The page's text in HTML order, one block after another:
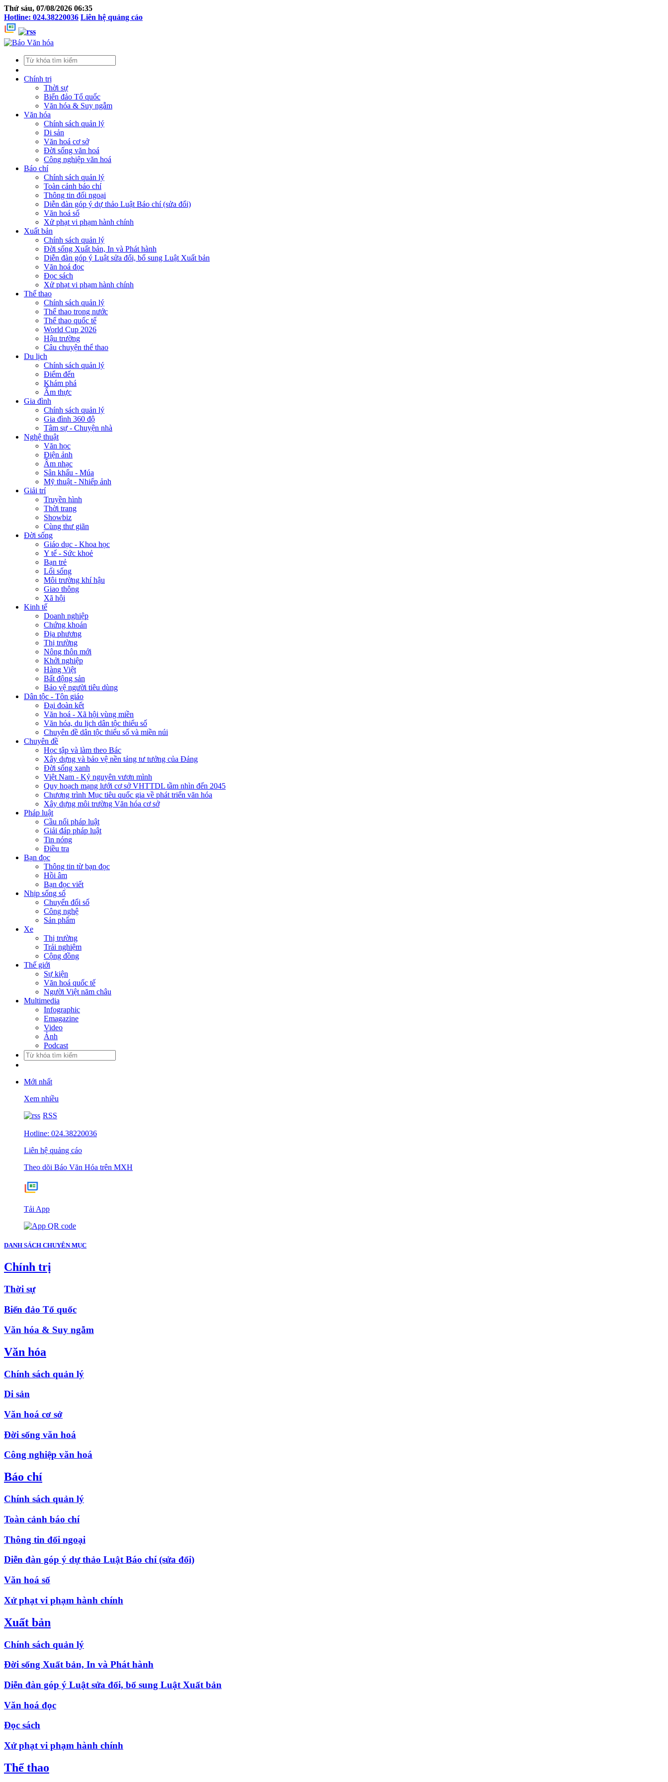
Thứ sáu, 07/08/2026 06:35
Hotline: 024.38220036 Liên hệ quảng cáo
Chính trị
Thời sự
Biển đảo Tổ quốc
Văn hóa & Suy ngẫm
Văn hóa
Chính sách quản lý
Di sản
Văn hoá cơ sở
Đời sống văn hoá
Công nghiệp văn hoá
Báo chí
Chính sách quản lý
Toàn cảnh báo chí
Thông tin đối ngoại
Diễn đàn góp ý dự thảo Luật Báo chí (sửa đổi)
Văn hoá số
Xử phạt vi phạm hành chính
Xuất bản
Chính sách quản lý
Đời sống Xuất bản, In và Phát hành
Diễn đàn góp ý Luật sửa đổi, bổ sung Luật Xuất bản
Văn hoá đọc
Đọc sách
Xử phạt vi phạm hành chính
Thể thao
Chính sách quản lý
Thể thao trong nước
Thể thao quốc tế
World Cup 2026
Hậu trường
Câu chuyện thể thao
Du lịch
Chính sách quản lý
Điểm đến
Khám phá
Ẩm thực
Gia đình
Chính sách quản lý
Gia đình 360 độ
Tâm sự - Chuyện nhà
Nghệ thuật
Văn học
Điện ảnh
Âm nhạc
Sân khấu - Múa
Mỹ thuật - Nhiếp ảnh
Giải trí
Truyền hình
Thời trang
Showbiz
Cùng thư giãn
Đời sống
Giáo dục - Khoa học
Y tế - Sức khoẻ
Bạn trẻ
Lối sống
Môi trường khí hậu
Giao thông
Xã hội
Kinh tế
Doanh nghiệp
Chứng khoán
Địa phương
Thị trường
Nông thôn mới
Khởi nghiệp
Hàng Việt
Bất động sản
Bảo vệ người tiêu dùng
Dân tộc - Tôn giáo
Đại đoàn kết
Văn hoá - Xã hội vùng miền
Văn hóa, du lịch dân tộc thiểu số
Chuyên đề dân tộc thiểu số và miền núi
Chuyên đề
Học tập và làm theo Bác
Xây dựng và bảo vệ nền tảng tư tưởng của Đảng
Đời sống xanh
Việt Nam - Kỷ nguyên vươn mình
Quy hoạch mạng lưới cơ sở VHTTDL tầm nhìn đến 2045
Chương trình Mục tiêu quốc gia về phát triển văn hóa
Xây dựng môi trường Văn hóa cơ sở
Pháp luật
Cầu nối pháp luật
Giải đáp pháp luật
Tin nóng
Điều tra
Bạn đọc
Thông tin từ bạn đọc
Hồi âm
Bạn đọc viết
Nhịp sống số
Chuyển đổi số
Công nghệ
Sản phẩm
Xe
Thị trường
Trải nghiệm
Cộng đồng
Thế giới
Sự kiện
Văn hoá quốc tế
Người Việt năm châu
Multimedia
Infographic
Emagazine
Video
Ảnh
Podcast
Mới nhất
Xem nhiều
RSS
Hotline: 024.38220036
Liên hệ quảng cáo
Theo dõi Báo Văn Hóa trên MXH
Tải App
DANH SÁCH CHUYÊN MỤC
Chính trị
Thời sự
Biển đảo Tổ quốc
Văn hóa & Suy ngẫm
Văn hóa
Chính sách quản lý
Di sản
Văn hoá cơ sở
Đời sống văn hoá
Công nghiệp văn hoá
Báo chí
Chính sách quản lý
Toàn cảnh báo chí
Thông tin đối ngoại
Diễn đàn góp ý dự thảo Luật Báo chí (sửa đổi)
Văn hoá số
Xử phạt vi phạm hành chính
Xuất bản
Chính sách quản lý
Đời sống Xuất bản, In và Phát hành
Diễn đàn góp ý Luật sửa đổi, bổ sung Luật Xuất bản
Văn hoá đọc
Đọc sách
Xử phạt vi phạm hành chính
Thể thao